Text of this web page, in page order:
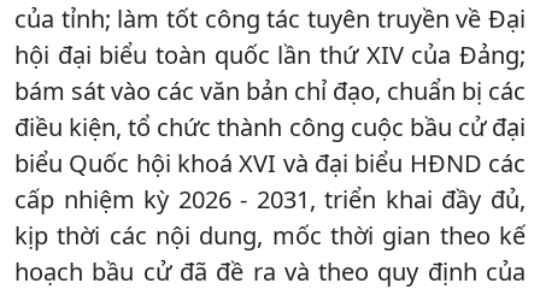
của tỉnh; làm tốt công tác tuyên truyền về Đại
hội đại biểu toàn quốc lần thứ XIV của Đảng;
bám sát vào các văn bản chỉ đạo, chuẩn bị các
điều kiện, tổ chức thành công cuộc bầu cử đại
biểu Quốc hội khoá XVI và đại biểu HĐND các
cấp nhiệm kỳ 2026 - 2031, triển khai đầy đủ,
kịp thời các nội dung, mốc thời gian theo kế
hoạch bầu cử đã đề ra và theo quy định của